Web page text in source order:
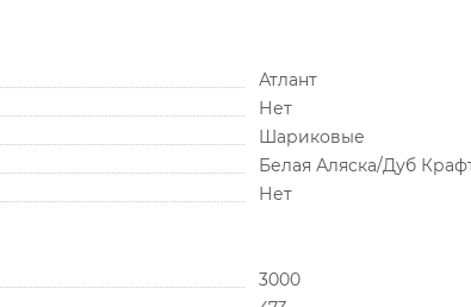
Атлант
Нет
Шариковые
Белая Аляска/Дуб
Нет
3000